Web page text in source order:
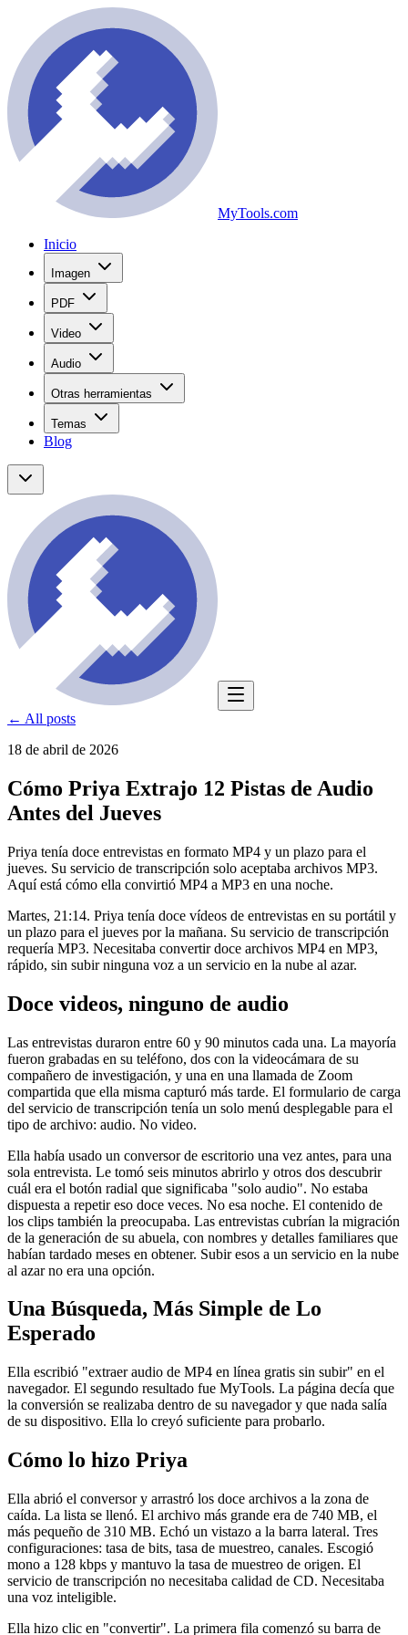
MyTools.com
Inicio
Imagen
PDF
Video
Audio
Otras herramientas
Temas
Blog
← All posts
18 de abril de 2026
Cómo Priya Extrajo 12 Pistas de Audio
Antes del Jueves
Priya tenía doce entrevistas en formato MP4 y un plazo para el
jueves. Su servicio de transcripción solo aceptaba archivos MP3.
Aquí está cómo ella convirtió MP4 a MP3 en una noche.
Martes, 21:14. Priya tenía doce vídeos de entrevistas en su portátil y
un plazo para el jueves por la mañana. Su servicio de transcripción
requería MP3. Necesitaba convertir doce archivos MP4 en MP3,
rápido, sin subir ninguna voz a un servicio en la nube al azar.
Doce videos, ninguno de audio
Las entrevistas duraron entre 60 y 90 minutos cada una. La mayoría
fueron grabadas en su teléfono, dos con la videocámara de su
compañero de investigación, y una en una llamada de Zoom
compartida que ella misma capturó más tarde. El formulario de carga
del servicio de transcripción tenía un solo menú desplegable para el
tipo de archivo: audio. No video.
Ella había usado un conversor de escritorio una vez antes, para una
sola entrevista. Le tomó seis minutos abrirlo y otros dos descubrir
cuál era el botón radial que significaba "solo audio". No estaba
dispuesta a repetir eso doce veces. No esa noche. El contenido de
los clips también la preocupaba. Las entrevistas cubrían la migración
de la generación de su abuela, con nombres y detalles familiares que
habían tardado meses en obtener. Subir esos a un servicio en la nube
al azar no era una opción.
Una Búsqueda, Más Simple de Lo
Esperado
Ella escribió "extraer audio de MP4 en línea gratis sin subir" en el
navegador. El segundo resultado fue MyTools. La página decía que
la conversión se realizaba dentro de su navegador y que nada salía
de su dispositivo. Ella lo creyó suficiente para probarlo.
Cómo lo hizo Priya
Ella abrió el conversor y arrastró los doce archivos a la zona de
caída. La lista se llenó. El archivo más grande era de 740 MB, el
más pequeño de 310 MB. Echó un vistazo a la barra lateral. Tres
configuraciones: tasa de bits, tasa de muestreo, canales. Escogió
mono a 128 kbps y mantuvo la tasa de muestreo de origen. El
servicio de transcripción no necesitaba calidad de CD. Necesitaba
una voz inteligible.
Ella hizo clic en "convertir". La primera fila comenzó su barra de